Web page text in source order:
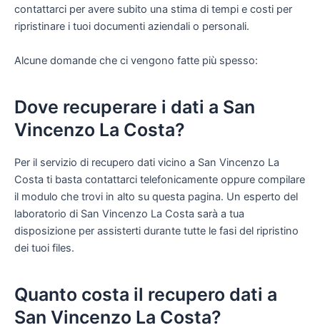
contattarci per avere subito una stima di tempi e costi per
ripristinare i tuoi documenti aziendali o personali.
Alcune domande che ci vengono fatte più spesso:
Dove recuperare i dati a San
Vincenzo La Costa?
Per il servizio di recupero dati vicino a San Vincenzo La
Costa ti basta contattarci telefonicamente oppure compilare
il modulo che trovi in alto su questa pagina. Un esperto del
laboratorio di San Vincenzo La Costa sarà a tua
disposizione per assisterti durante tutte le fasi del ripristino
dei tuoi files.
Quanto costa il recupero dati a
San Vincenzo La Costa?